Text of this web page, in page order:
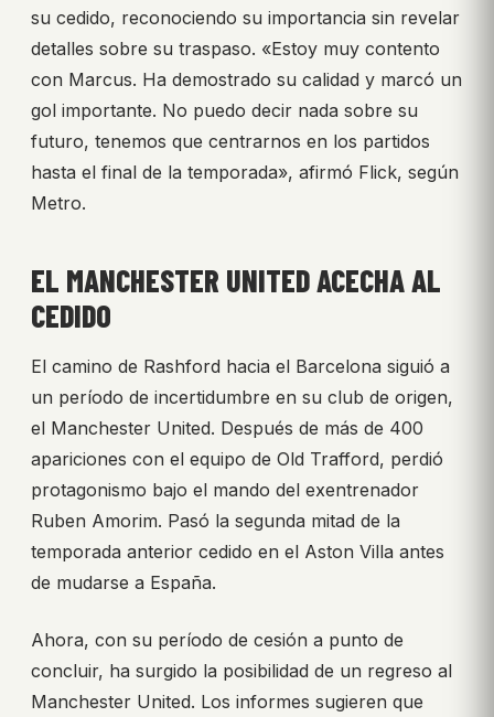
su cedido, reconociendo su importancia sin revelar
detalles sobre su traspaso. «Estoy muy contento
con Marcus. Ha demostrado su calidad y marcó un
gol importante. No puedo decir nada sobre su
futuro, tenemos que centrarnos en los partidos
hasta el final de la temporada», afirmó Flick, según
Metro.
EL MANCHESTER UNITED ACECHA AL
CEDIDO
El camino de Rashford hacia el Barcelona siguió a
un período de incertidumbre en su club de origen,
el Manchester United. Después de más de 400
apariciones con el equipo de Old Trafford, perdió
protagonismo bajo el mando del exentrenador
Ruben Amorim. Pasó la segunda mitad de la
temporada anterior cedido en el Aston Villa antes
de mudarse a España.
Ahora, con su período de cesión a punto de
concluir, ha surgido la posibilidad de un regreso al
Manchester United. Los informes sugieren que